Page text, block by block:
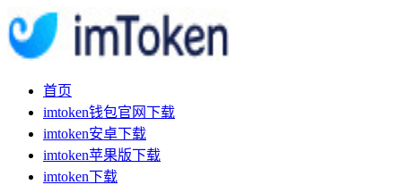
首页
imtoken钱包官网下载
imtoken安卓下载
imtoken苹果版下载
imtoken下载